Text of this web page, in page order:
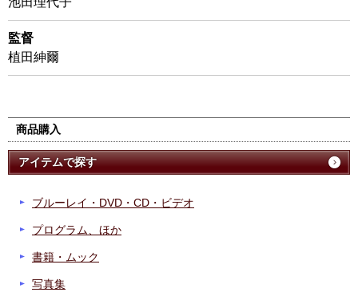
監督
植田紳爾
商品購入
アイテムで探す
ブルーレイ・DVD・CD・ビデオ
プログラム、ほか
書籍・ムック
写真集